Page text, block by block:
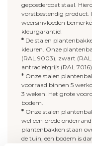
gepoedercoat staal.
vorstbestendig product.
weersinvloeden
kleurgarantie!
* De stalen
kleuren. Onze
(RAL 9003), zwart
antracietgrijs (RAL 7016)
* Onze stalen
voorraad binnen 5
3 weken! Het grote
bodem.
* Onze stalen
wel een brede
plantenbakken staan
de tuin, een bodem is